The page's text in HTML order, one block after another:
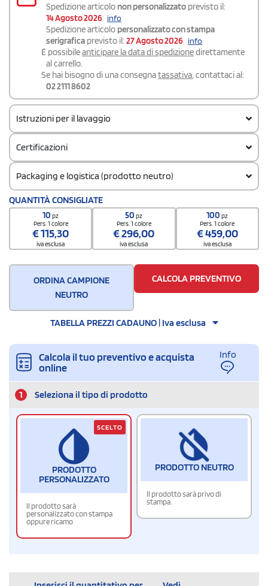
Spedizione articolo non personalizzato previsto il:
14 Agosto 2026 info
Spedizione articolo personalizzato con stampa
serigrafica previsto il: 27 Agosto 2026 info
É possibileanticipare la data di spedizionedirettamente
al carrello.
Se hai bisogno di una consegnatassativa, contattaci al:
02 2111 8602
Istruzioni per il lavaggio
Certificazioni
Packaging e logistica (prodotto neutro)
Codice doganale
61171000
Quantità per confezione
Quantità per scatola
200
QUANTITÀ CONSIGLIATE
10pz
Pers. 1 colore
€115,30
iva esclusa
50pz
Pers. 1 colore
€296,00
iva esclusa
100pz
Pers. 1 colore
€459,00
iva esclusa
ORDINA CAMPIONE
NEUTRO
CALCOLA PREVENTIVO
TABELLA PREZZI CADAUNO | Iva esclusa
Calcola il tuo preventivo e acquista
online
Info
1 Seleziona il tipo di prodotto
PRODOTTO
PERSONALIZZATO
Il prodotto sarà
personalizzato con stampa
oppure ricamo
SCELTO
PRODOTTO NEUTRO
Il prodotto sarà privo di
stampa.